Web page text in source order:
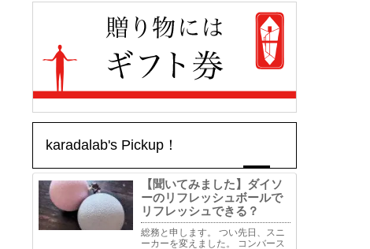
karadalab's Pickup！
【聞いてみました】ダイソ
ーのリフレッシュボールで
リフレッシュできる？
総務と申します。 つい先日、スニ
ーカーを変えました。 コンバース